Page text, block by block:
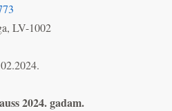
LV-1002
2024. gadam.